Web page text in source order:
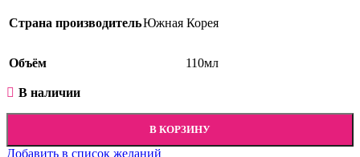
Страна производительЮжная Корея
Объём 110мл
В наличии
В КОРЗИНУ
Добавить в список желаний